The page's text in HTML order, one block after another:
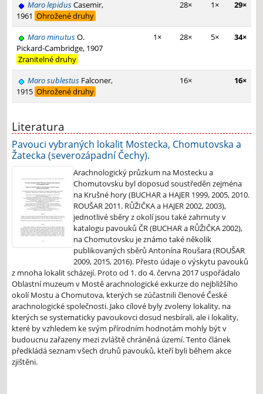
Maro lepidusCasemir,
1961 Ohrožené druhy
28× 1× 29×
Maro minutusO.
Pickard-Cambridge, 1907
Zranitelné druhy
1× 28× 5× 34×
Maro sublestus Falconer,
1915 Ohrožené druhy
16× 16×
Literatura
Pavouci vybraných lokalit Mostecka, Chomutovska a
Žatecka (severozápadní Čechy).
Arachnologický průzkum na Mostecku a
Chomutovsku byl doposud soustředěn zejména
na Krušné hory (BUCHAR a HAJER 1999, 2005, 2010.
ROUŠAR 2011. RŮŽIČKA a HAJER 2002, 2003),
jednotlivé sběry z okolí jsou také zahrnuty v
katalogu pavouků ČR (BUCHAR a RŮŽIČKA 2002),
na Chomutovsku je známo také několik
publikovaných sběrů Antonína Roušara (ROUŠAR
2009, 2015, 2016). Přesto údaje o výskytu pavouků
z mnoha lokalit scházejí. Proto od 1. do 4. června 2017 uspořádalo
Oblastní muzeum v Mostě arachnologické exkurze do nejbližšího
okolí Mostu a Chomutova, kterých se zúčastnili členové České
arachnologické společnosti. Jako cílové byly zvoleny lokality, na
kterých se systematicky pavoukovci dosud nesbírali, ale i lokality,
které by vzhledem ke svým přírodním hodnotám mohly být v
budoucnu zařazeny mezi zvláště chráněná území. Tento článek
předkládá seznam všech druhů pavouků, kteří byli během akce
zjištěni.